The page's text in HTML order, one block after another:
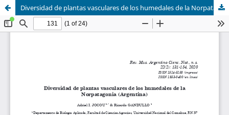
Diversidad de plantas vasculares de los humedales de la Norpatagonia (Argentina)